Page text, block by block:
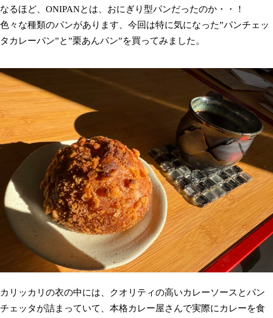
なるほど、ONIPANとは、おにぎり型パンだったのか・・！
色々な種類のパンがあります、今回は特に気になった”パンチェッ
タカレーパン”と”栗あんパン”を買ってみました。
カリッカリの衣の中には、クオリティの高いカレーソースとパン
チェッタが詰まっていて、本格カレー屋さんで実際にカレーを食